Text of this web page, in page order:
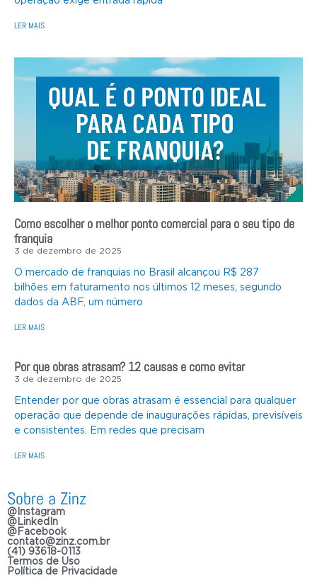
LER MAIS
Como escolher o melhor ponto comercial para o seu tipo de
franquia
3 de dezembro de 2025
O mercado de franquias no Brasil alcançou R$ 287
bilhões em faturamento nos últimos 12 meses, segundo
dados da ABF, um número
LER MAIS
Por que obras atrasam? 12 causas e como evitar
3 de dezembro de 2025
Entender por que obras atrasam é essencial para qualquer
operação que depende de inaugurações rápidas, previsíveis
e consistentes. Em redes que precisam
LER MAIS
Sobre a Zinz
@Instagram
@LinkedIn
@Facebook
contato@zinz.com.br
(41) 93618-0113
Termos de Uso
Política de Privacidade